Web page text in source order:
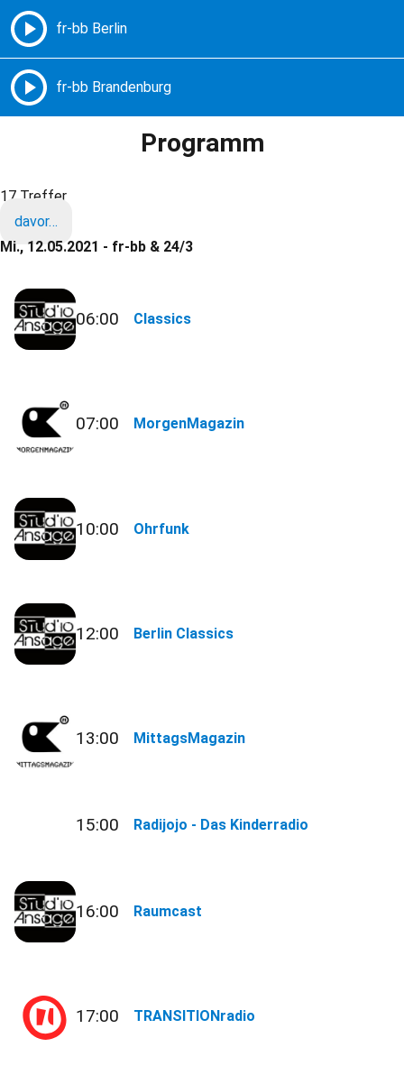
Freie Radios – Berlin Brandenburg
Programm
17 Treffer
davor…
Mi., 12.05.2021 - fr-bb & 24/3
06:00 Classics
07:00 MorgenMagazin
10:00 Ohrfunk
12:00 Berlin Classics
13:00 MittagsMagazin
15:00 Radijojo - Das Kinderradio
16:00 Raumcast
17:00 TRANSITIONradio